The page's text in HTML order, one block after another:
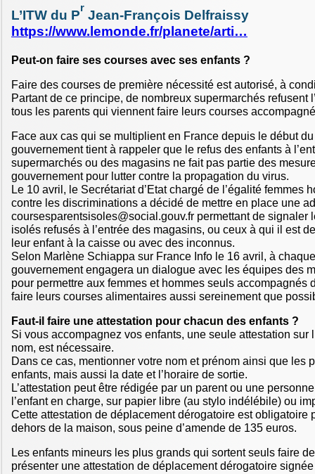
L’ITW du P
r
Jean-François Delfraissy
https://www.lemonde.fr/planete/arti…
Peut-on faire ses courses avec ses enfants ?
Faire des courses de première nécessité est autorisé, à
Partant de ce principe, de nombreux supermarchés refusent
tous les parents qui viennent faire leurs courses
Face aux cas qui se multiplient en France depuis le début
gouvernement tient à rappeler que le refus des enfants à
supermarchés ou des magasins ne fait pas partie des
gouvernement pour lutter contre la propagation du virus.
Le 10 avril, le Secrétariat d’Etat chargé de l’égalité femmes
contre les discriminations a décidé de mettre en place une
coursesparentsisoles@social.gouv.fr permettant de signaler
isolés refusés à l’entrée des magasins, ou ceux à qui il est
leur enfant à la caisse ou avec des inconnus.
Selon Marlène Schiappa sur France Info le 16 avril, à
gouvernement engagera un dialogue avec les équipes des
pour permettre aux femmes et hommes seuls accompagnés
faire leurs courses alimentaires aussi sereinement que
Faut-il faire une attestation pour chacun des enfants ?
Si vous accompagnez vos enfants, une seule attestation sur
nom, est nécessaire.
Dans ce cas, mentionner votre nom et prénom ainsi que les
enfants, mais aussi la date et l’horaire de sortie.
L’attestation peut être rédigée par un parent ou une
l’enfant en charge, sur papier libre (au stylo indélébile) ou
Cette attestation de déplacement dérogatoire est obligatoire
dehors de la maison, sous peine d’amende de 135 euros.
Les enfants mineurs les plus grands qui sortent seuls faire
présenter une attestation de déplacement dérogatoire